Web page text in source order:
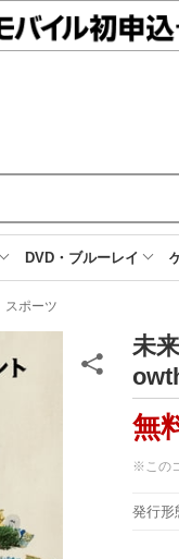
DVD・ブルーレイ
スポーツ
未
無
※この
発行形